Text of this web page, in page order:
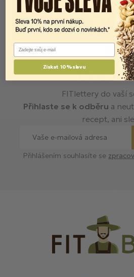
FITlettery do vaší
Přihlaste se k odběru a
recept, ani
Přihlášením souhlasíte se
Email
Získat 10% slevu